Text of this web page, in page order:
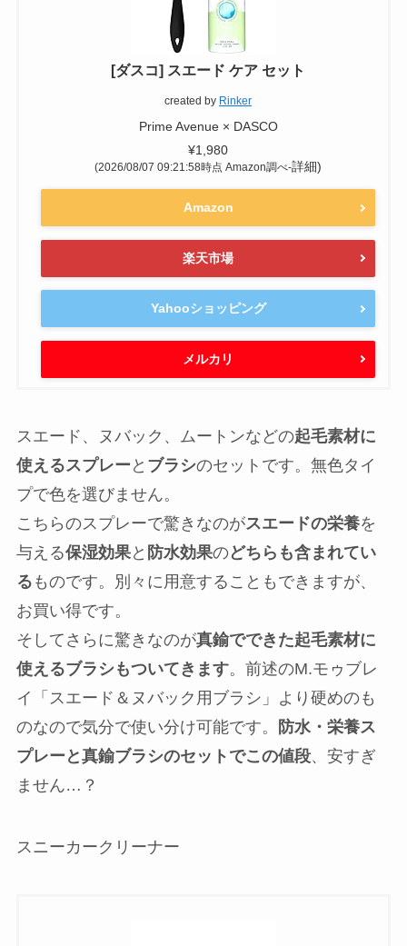
[ダスコ] スエード ケア セット
created by Rinker
Prime Avenue × DASCO
¥1,980
(2026/08/07 09:21:58時点 Amazon調べ-詳細)
Amazon
楽天市場
Yahooショッピング
メルカリ
スエード、ヌバック、ムートンなどの起毛素材に
使えるスプレー と ブラシのセットです。無色タイ
プで色を選びません。
こちらのスプレーで驚きなのがスエードの栄養を
与える保湿効果と 防水効果のどちらも含まれてい
る ものです。別々に用意することもできますが、
お買い得です。
そしてさらに驚きなのが真鍮でできた起毛素材に
使えるブラシもついてきます。前述のM.モゥブレ
イ「スエード＆ヌバック用ブラシ」より硬めのも
のなので気分で使い分け可能です。
防水・栄養ス
プレーと真鍮ブラシのセットでこの値段、安すぎ
ません…？
スニーカークリーナー